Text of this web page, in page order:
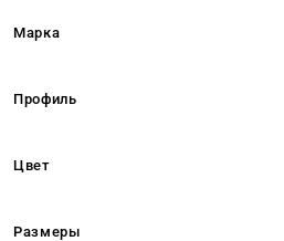
Марка
Профиль
Цвет
Размеры